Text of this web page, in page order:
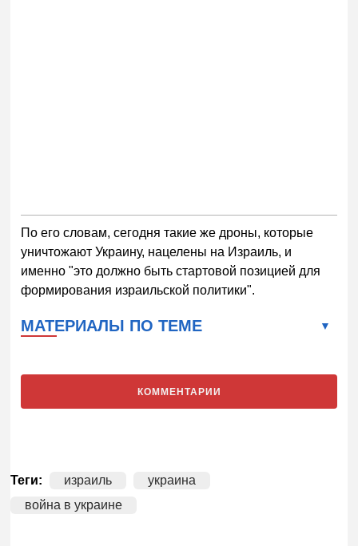
По его словам, сегодня такие же дроны, которые
уничтожают Украину, нацелены на Израиль, и
именно "это должно быть стартовой позицией для
формирования израильской политики".
МАТЕРИАЛЫ ПО ТЕМЕ
КОММЕНТАРИИ
Теги: израиль
украина
война в украине